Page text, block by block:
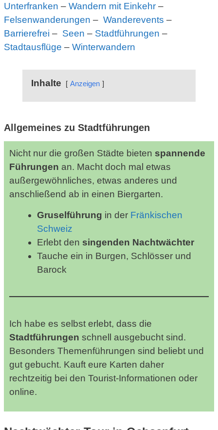
Unterfranken – Wandern mit Einkehr –
Felsenwanderungen – Wanderevents –
Barrierefrei – Seen – Stadtführungen –
Stadtausflüge – Winterwandern
Inhalte Anzeigen
Allgemeines zu Stadtführungen
Nicht nur die großen Städte bieten spannende
Führungen an. Macht doch mal etwas
außergewöhnliches, etwas anderes und
anschließend ab in einen Biergarten.
Gruselführung in der Fränkischen
Schweiz
Erlebt den singenden Nachtwächter
Tauche ein in Burgen, Schlösser und
Barock
Ich habe es selbst erlebt, dass die
Stadtführungen schnell ausgebucht sind.
Besonders Themenführungen sind beliebt und
gut gebucht. Kauft eure Karten daher
rechtzeitig bei den Tourist-Informationen oder
online.